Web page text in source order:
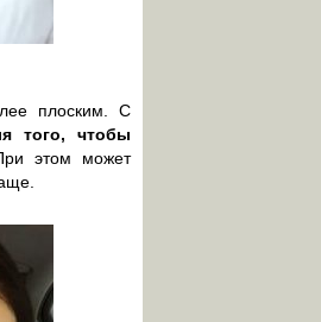
плоским. С
того, чтобы
этом может